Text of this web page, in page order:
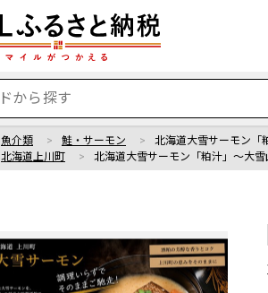
魚介類 鮭・サーモン 北海道大雪サーモン「
北海道上川町 北海道大雪サーモン「粕汁」～大